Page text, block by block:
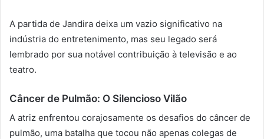
A partida de Jandira deixa um vazio significativo na
indústria do entretenimento, mas seu legado será
lembrado por sua notável contribuição à televisão e ao
teatro.
Câncer de Pulmão: O Silencioso Vilão
A atriz enfrentou corajosamente os desafios do câncer de
pulmão, uma batalha que tocou não apenas colegas de